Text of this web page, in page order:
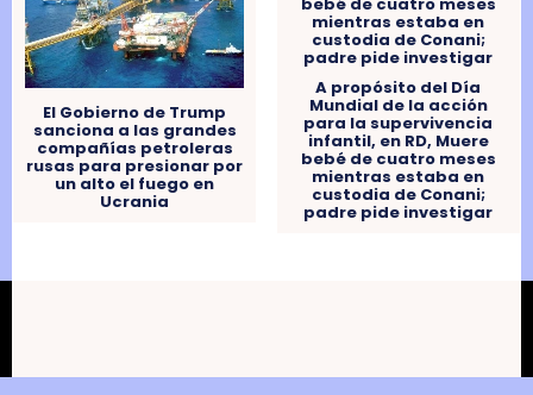
El Gobierno de Trump
sanciona a las grandes
compañías petroleras
rusas para presionar por
un alto el fuego en
Ucrania
A propósito del Día
Mundial de la acción
para la supervivencia
infantil, en RD, Muere
bebé de cuatro meses
mientras estaba en
custodia de Conani;
padre pide investigar